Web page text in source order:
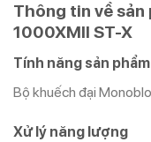
Thông tin về sản
1000XMII ST-X
Tính năng sản phẩm
Bộ khuếch đại
Xử lý năng lượng